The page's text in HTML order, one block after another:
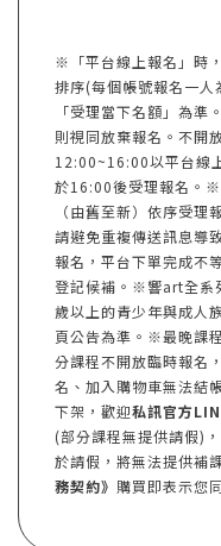
※「平台線上報名」時
排序(每個帳號報名一人
「受理當下名額」為準
則視同放棄報名。不
12:00~16:00以平台線
於16:00後受理報名。※
（由舊至新）依序受理
請避免重複傳送訊息導
報名，平台下單完成不
登記候補。※響art全系
歲以上的青少年與成人
頁公告為準。※最晚課
分課程不開放臨時報名
名、加入購物車無法結
下架，歡迎私訊官方
(部分課程無提供請假)
於請假，將無法提供補
務契約》 購買即表示您